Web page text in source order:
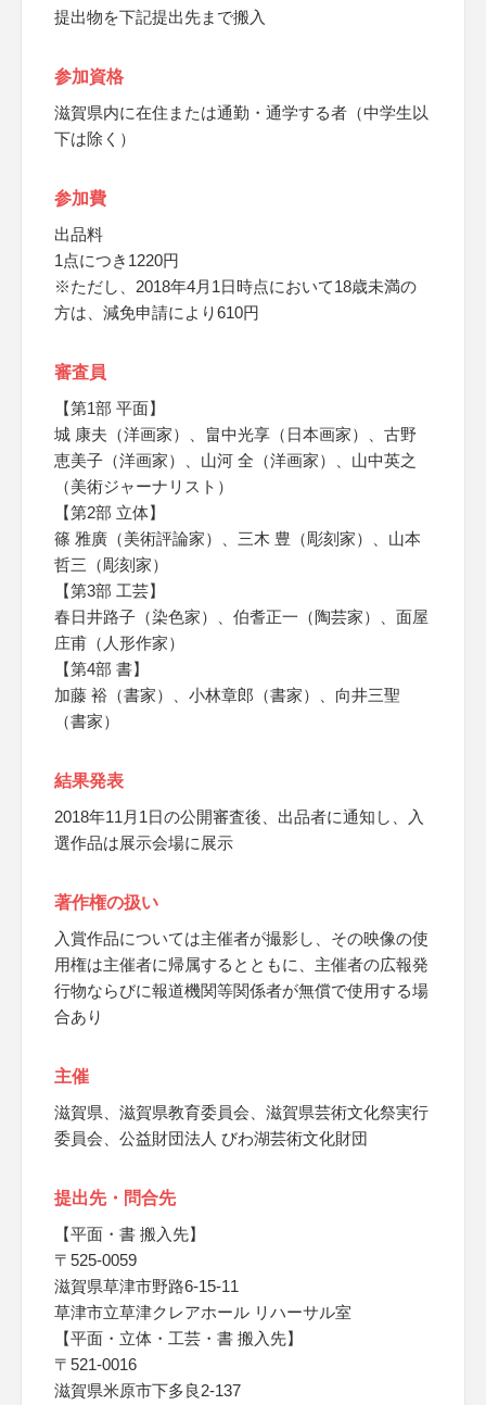
提出物を下記提出先まで搬入
参加資格
滋賀県内に在住または通勤・通学する者（中学生以
下は除く）
参加費
出品料
1点につき1220円
※ただし、2018年4月1日時点において18歳未満の
方は、減免申請により610円
審査員
【第1部 平面】
城 康夫（洋画家）、畠中光享（日本画家）、古野
恵美子（洋画家）、山河 全（洋画家）、山中英之
（美術ジャーナリスト）
【第2部 立体】
篠 雅廣（美術評論家）、三木 豊（彫刻家）、山本
哲三（彫刻家）
【第3部 工芸】
春日井路子（染色家）、伯耆正一（陶芸家）、面屋
庄甫（人形作家）
【第4部 書】
加藤 裕（書家）、小林章郎（書家）、向井三聖
（書家）
結果発表
2018年11月1日の公開審査後、出品者に通知し、入
選作品は展示会場に展示
著作権の扱い
入賞作品については主催者が撮影し、その映像の使
用権は主催者に帰属するとともに、主催者の広報発
行物ならびに報道機関等関係者が無償で使用する場
合あり
主催
滋賀県、滋賀県教育委員会、滋賀県芸術文化祭実行
委員会、公益財団法人 びわ湖芸術文化財団
提出先・問合先
【平面・書 搬入先】
〒525-0059
滋賀県草津市野路6-15-11
草津市立草津クレアホール リハーサル室
【平面・立体・工芸・書 搬入先】
〒521-0016
滋賀県米原市下多良2-137